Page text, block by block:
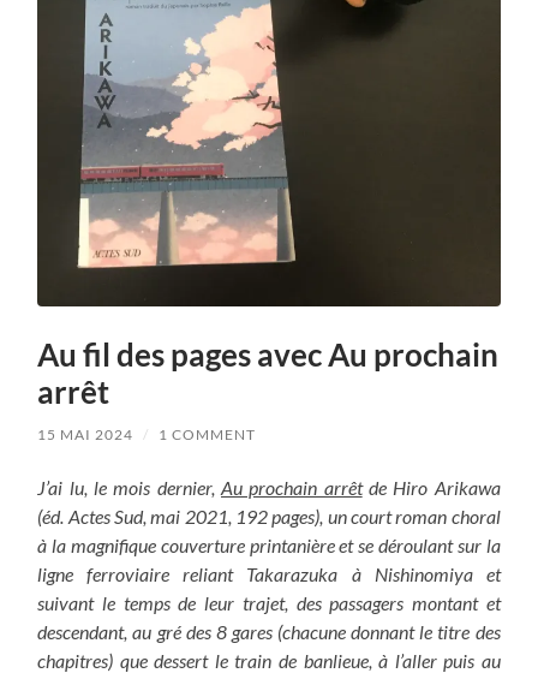
Au fil des pages avec Au prochain
arrêt
15 MAI 2024 / 1 COMMENT
J’ai lu, le mois dernier, Au prochain arrêtde Hiro Arikawa
(éd. Actes Sud, mai 2021, 192 pages), un court roman choral
à la magnifique couverture printanière et se déroulant sur la
ligne ferroviaire reliant Takarazuka à Nishinomiya et
suivant le temps de leur trajet, des passagers montant et
descendant, au gré des 8 gares (chacune donnant le titre des
chapitres) que dessert le train de banlieue, à l’aller puis au